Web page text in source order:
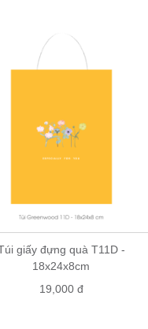
giấy đựng quà T11D -
18x24x8cm
19,000 đ